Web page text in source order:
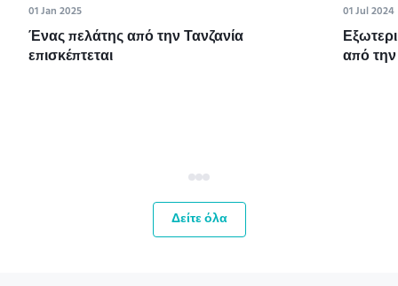
01 Jan 2025
Ένας πελάτης από την Τανζανία
επισκέπτεται
01 Jul 2024
από
Δείτε όλα